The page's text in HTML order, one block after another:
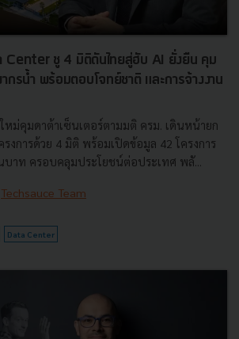
Center ชู 4 มิติดันไทยสู่ฮับ AI ยั่งยืน คุม
กรน้ำ พร้อมตอบโจทย์ชาติ และการจ้างงาน
หม่คุมดาต้าเซ็นเตอร์ตามมติ ครม. เดินหน้ายก
งการด้วย 4 มิติ พร้อมเปิดข้อมูล 42 โครงการ
บาท ครอบคลุมประโยชน์ต่อประเทศ พลั...
Techsauce Team
Data Center